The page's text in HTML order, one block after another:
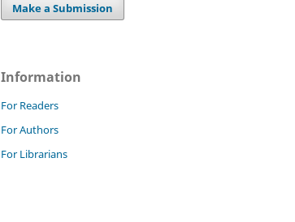
Make a Submission
Information
For Readers
For Authors
For Librarians